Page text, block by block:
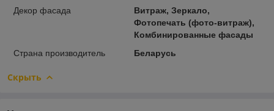
Декор фасада
Витраж, Зеркало,
Фотопечать (фото-витраж),
Комбинированные фасады
Страна производитель
Беларусь
Скрыть